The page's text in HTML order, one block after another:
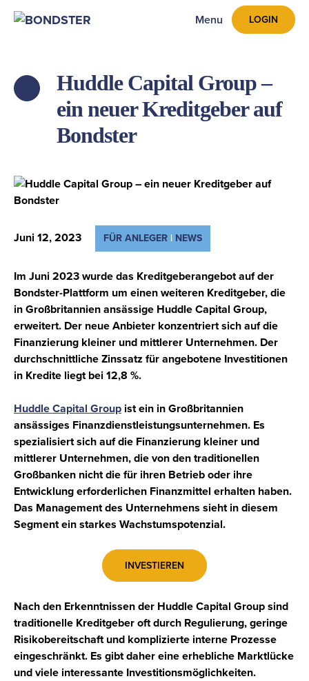
Menu LOGIN
ZPĚT
Huddle Capital Group –
ein neuer Kreditgeber auf
Bondster
Juni 12, 2023 FÜR ANLEGER | NEWS
Im Juni 2023 wurde das Kreditgeberangebot auf der
Bondster-Plattform um einen weiteren Kreditgeber, die
in Großbritannien ansässige Huddle Capital Group,
erweitert. Der neue Anbieter konzentriert sich auf die
Finanzierung kleiner und mittlerer Unternehmen. Der
durchschnittliche Zinssatz für angebotene Investitionen
in Kredite liegt bei 12,8 %.
Huddle Capital Group ist ein inGroßbritannien
ansässiges Finanzdienstleistungsunternehmen. Es
spezialisiert sich auf die Finanzierung kleiner und
mittlerer Unternehmen, die von den traditionellen
Großbanken nicht die für ihren Betrieb oder ihre
Entwicklung erforderlichen Finanzmittel erhalten haben.
Das Management des Unternehmens sieht in diesem
Segment ein starkes Wachstumspotenzial.
INVESTIEREN
Nach den Erkenntnissen der Huddle Capital Group sind
traditionelle Kreditgeber oft durch Regulierung, geringe
Risikobereitschaft und komplizierte interne Prozesse
eingeschränkt. Es gibt daher eine erhebliche Marktlücke
undviele interessante Investitionsmöglichkeiten.